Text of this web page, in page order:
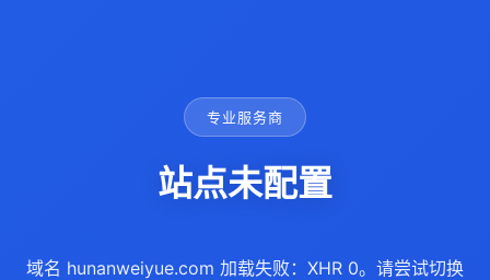
专业服务商
站点未配置
域名 hunanweiyue.com 加载失败：XHR 0。请尝试切换